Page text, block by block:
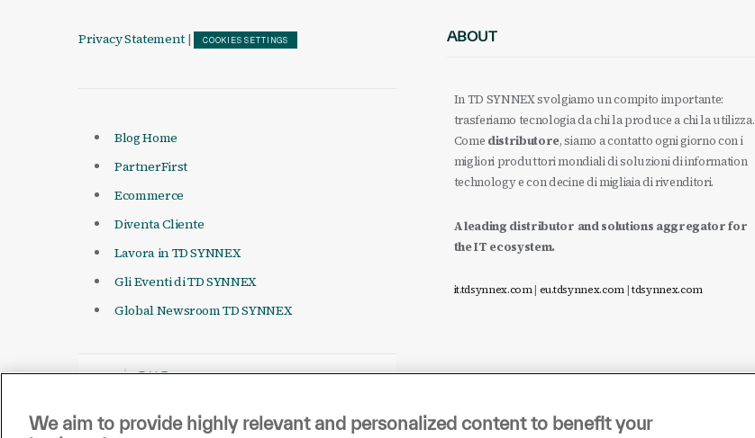
Privacy Statement | COOKIES SETTINGS
Blog Home
PartnerFirst
Ecommerce
Diventa Cliente
Lavora in TD SYNNEX
Gli Eventi di TD SYNNEX
Global Newsroom TD SYNNEX
ABOUT
In TD SYNNEX svolgiamo un compito importante:
trasferiamo tecnologia da chi la produce a chi la utilizza.
Come distributore, siamo a contatto ogni giorno con i
migliori produttori mondiali di soluzioni di information
technology e con decine di migliaia di rivenditori.
A leading distributor and solutions aggregator for
the IT ecosystem.
it.tdsynnex.com| eu.tdsynnex.com|tdsynnex.com
We aim to provide highly relevant and personalized content to benefit your